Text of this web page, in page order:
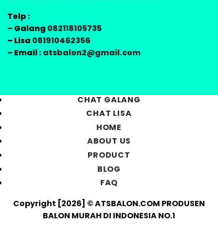
Telp :
– Galang 082118105735
– Lisa 081910462356
– Email :atsbalon2@gmail.com
CHAT GALANG
CHAT LISA
HOME
ABOUT US
PRODUCT
BLOG
FAQ
Copyright [2026] © ATSBALON.COM PRODUSEN
BALON MURAH DI INDONESIA NO.1